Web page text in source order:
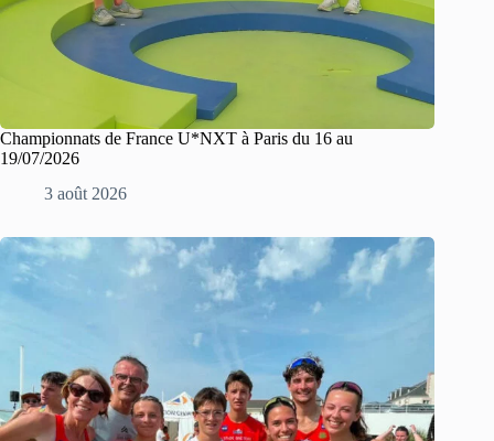
Championnats de France U*NXT à Paris du 16 au
19/07/2026
3 août 2026